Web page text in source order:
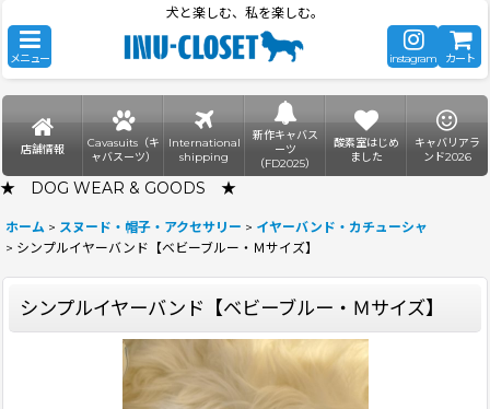
犬と楽しむ、私を楽しむ。
メニュー instagram カート
店舗情報
Cavasuits（キ
ャバスーツ）
International
shipping
新作キャバス
ーツ
（FD2025）
酸素室はじめ
ました
キャバリアラ
ンド2026
★ DOG WEAR & GOODS ★
ホーム > スヌード・帽子・アクセサリー > イヤーバンド・カチューシャ
> シンプルイヤーバンド【ベビーブルー・Ｍサイズ】
シンプルイヤーバンド【ベビーブルー・Ｍサイズ】